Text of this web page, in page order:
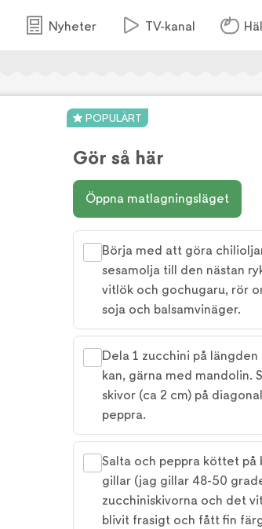
Nyheter TV-kanal
POPULÄRT
Gör så här
Öppna matlagningsläget
Börja med att göra
sesamolja till den nästan
vitlök och gochugaru, rör
soja och balsamvinäger.
Dela 1 zucchini på
kan, gärna med mandolin.
skivor (ca 2 cm) på
peppra.
Salta och peppra köttet
gillar (jag gillar 48-50
zucchiniskivorna och det
blivit frasigt och fått fin